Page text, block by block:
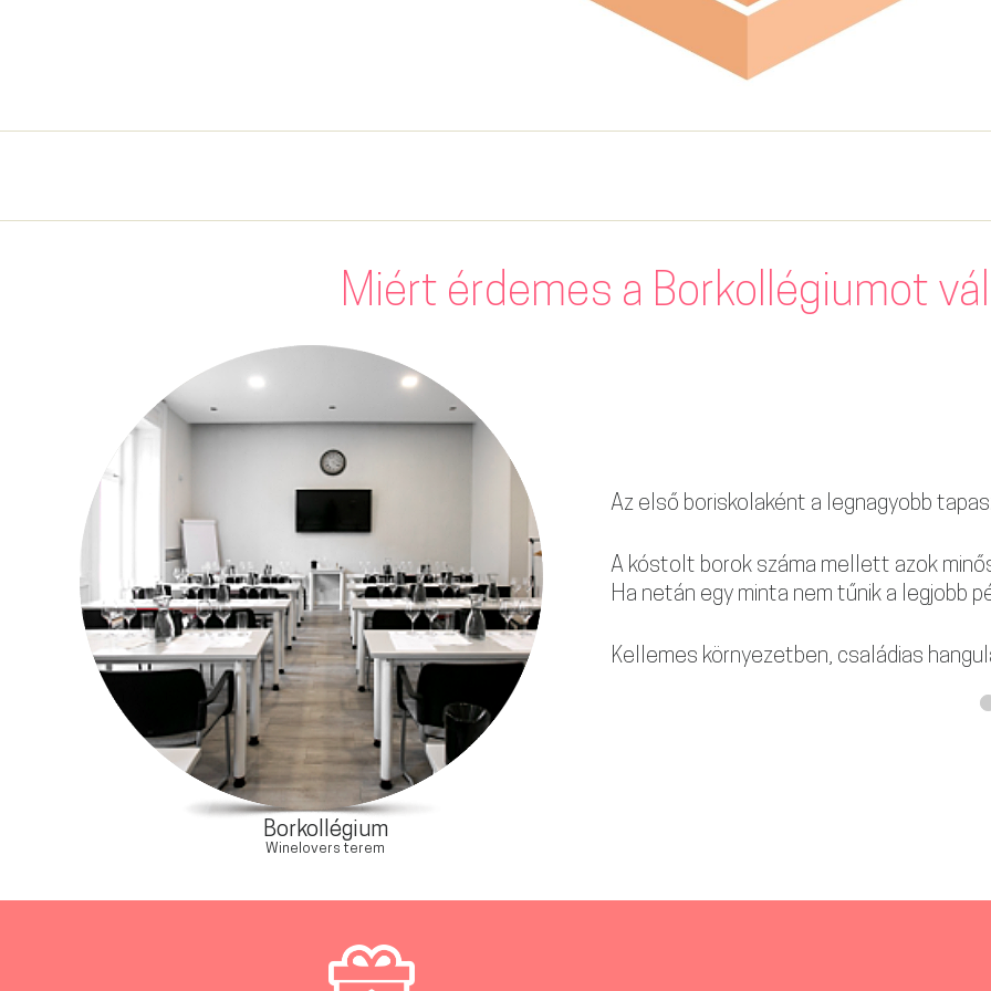
Miért érdemes a Borkollégiumot
Borkollégium
Winelovers terem
Az első boriskolaként a legnagyobb
A kóstolt borok száma mellett azok
Ha netán egy minta nem tűnik a legjobb
Kellemes környezetben, családias